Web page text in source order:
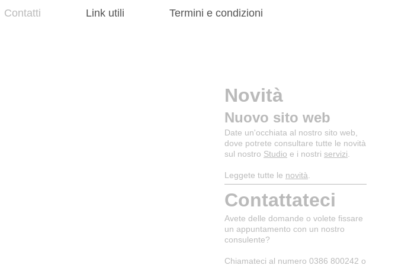
Contatti Link utili Termini e condizioni
Novità
Nuovo sito web
Date un'occhiata al nostro sito web,
dove potrete consultare tutte le novità
sul nostro Studio e i nostri servizi.
Leggete tutte le novità.
Contattateci
Avete delle domande o volete fissare
un appuntamento con un nostro
consulente?
Chiamateci al numero 0386 800242 o